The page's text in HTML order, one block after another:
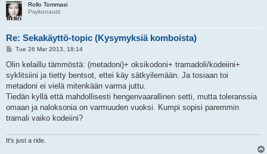
Rollo Tommasi
Psykonautti
Re: Sekakäyttö-topic (Kysymyksiä komboista)
P
s
Tue 26 Mar 2013, 18:14
Olin kelaillu tämmöstä: (metadoni)+ oksikodoni+ tramadoli/kodeiini+
syklitsiini ja tietty bentsot, ettei käy sätkyilemään. Ja tosiaan toi
metadoni ei vielä mitenkään varma juttu.
Tiedän kyllä että mahdollisesti hengenvaarallinen setti, mutta toleranssia
omaan ja naloksonia on varmuuden vuoksi. Kumpi sopisi paremmin
tramali vaiko kodeiini?
It's just a ride.